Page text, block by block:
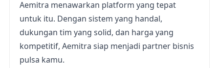
Aemitra menawarkan platform yang tepat
untuk itu. Dengan sistem yang handal,
dukungan tim yang solid, dan harga yang
kompetitif, Aemitra siap menjadi partner bisnis
pulsa kamu.